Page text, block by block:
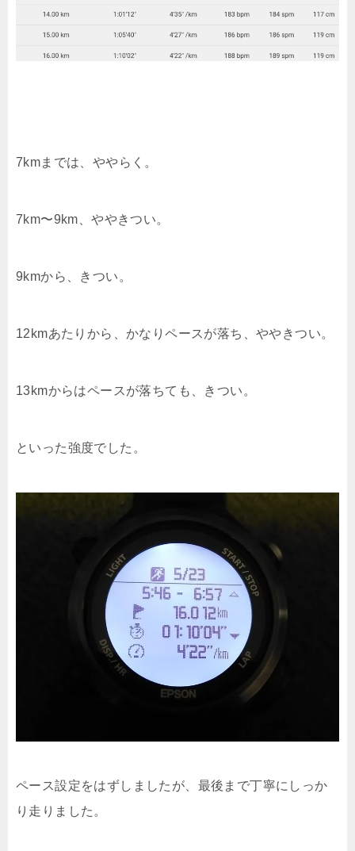
7kmまでは、ややらく。
7km〜9km、ややきつい。
9kmから、きつい。
12kmあたりから、かなりペースが落ち、ややきつい。
13kmからはペースが落ちても、きつい。
といった強度でした。
ペース設定をはずしましたが、最後まで丁寧にしっか
り走りました。